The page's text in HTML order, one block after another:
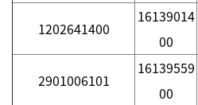
1202641400
16139014
00
2901006101
16139559
00